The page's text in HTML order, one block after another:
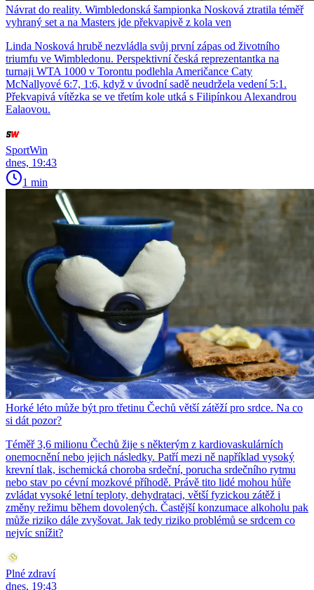
Návrat do reality. Wimbledonská šampionka Nosková ztratila téměř
vyhraný set a na Masters jde překvapivě z kola ven
Linda Nosková hrubě nezvládla svůj první zápas od životního
triumfu ve Wimbledonu. Perspektivní česká reprezentantka na
turnaji WTA 1000 v Torontu podlehla Američance Caty
McNallyové 6:7, 1:6, když v úvodní sadě neudržela vedení 5:1.
Překvapivá vítězka se ve třetím kole utká s Filipínkou Alexandrou
Ealaovou.
SportWin
dnes, 19:43
1 min
Horké léto může být pro třetinu Čechů větší zátěží pro srdce. Na co
si dát pozor?
Téměř 3,6 milionu Čechů žije s některým z kardiovaskulárních
onemocnění nebo jejich následky. Patří mezi ně například vysoký
krevní tlak, ischemická choroba srdeční, porucha srdečního rytmu
nebo stav po cévní mozkové příhodě. Právě tito lidé mohou hůře
zvládat vysoké letní teploty, dehydrataci, větší fyzickou zátěž i
změny režimu během dovolených. Častější konzumace alkoholu pak
může riziko dále zvyšovat. Jak tedy riziko problémů se srdcem co
nejvíc snížit?
Plné zdraví
dnes, 19:43